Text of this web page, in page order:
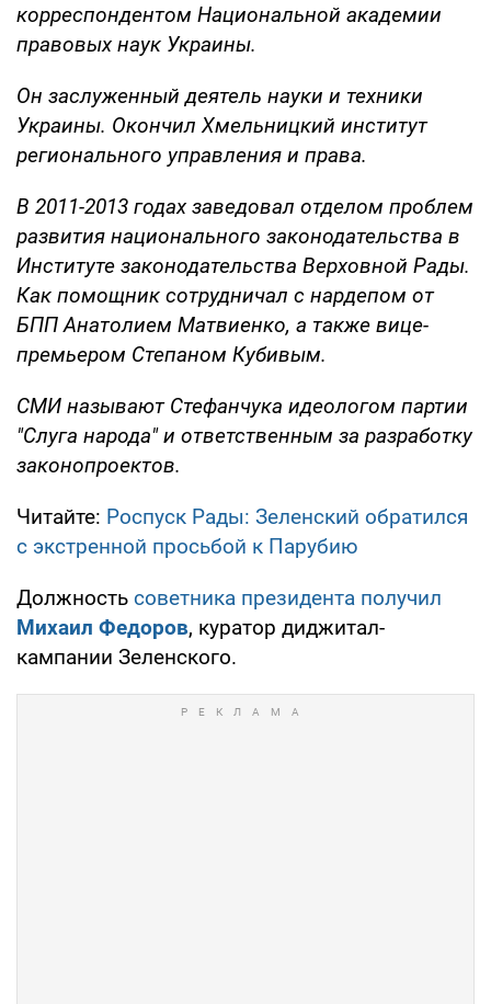
корреспондентом Национальной академии
правовых наук Украины.
Он заслуженный деятель науки и техники
Украины. Окончил Хмельницкий институт
регионального управления и права.
В 2011-2013 годах заведовал отделом проблем
развития национального законодательства в
Институте законодательства Верховной Рады.
Как помощник сотрудничал с нардепом от
БПП Анатолием Матвиенко, а также вице-
премьером Степаном Кубивым.
СМИ называют Стефанчука идеологом партии
"Слуга народа" и ответственным за разработку
законопроектов.
Читайте: Роспуск Рады: Зеленский обратился
с экстренной просьбой к Парубию
Должность советника президента получил
Михаил Федоров, куратор диджитал-
кампании Зеленского.